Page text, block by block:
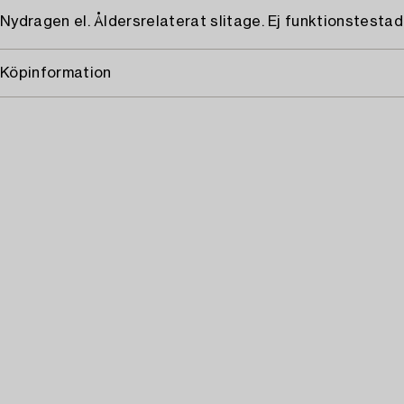
Nydragen el. Åldersrelaterat slitage. Ej
Köpinformation